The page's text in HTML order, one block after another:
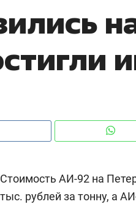
Стоимость АИ-92 на
тыс. рублей за тонну, а